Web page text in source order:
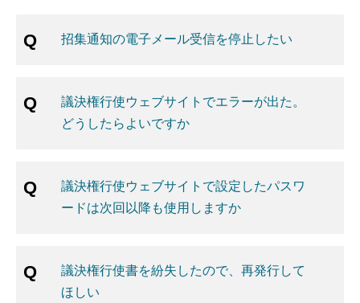
招集通知の電子メール受信を停止したい
議決権行使ウェブサイトでエラーが出た。
どうしたらよいですか
議決権行使ウェブサイトで設定したパスワ
ードは次回以降も使用しますか
議決権行使書を紛失したので、再発行して
ほしい